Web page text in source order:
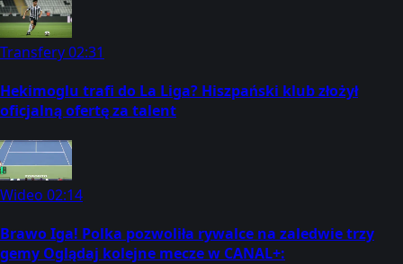
Transfery02:31
Hekimoglu trafi do La Liga? Hiszpański klub złożył
oficjalną ofertę za talent
Wideo 02:14
Brawo Iga! Polka pozwoliła rywalce na zaledwie trzy
gemy Oglądaj kolejne mecze w CANAL+: